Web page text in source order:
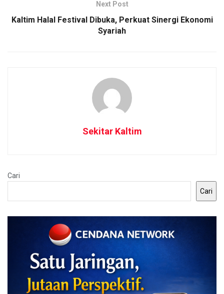
Next Post
Kaltim Halal Festival Dibuka, Perkuat Sinergi Ekonomi
Syariah
Sekitar Kaltim
Cari
Cari